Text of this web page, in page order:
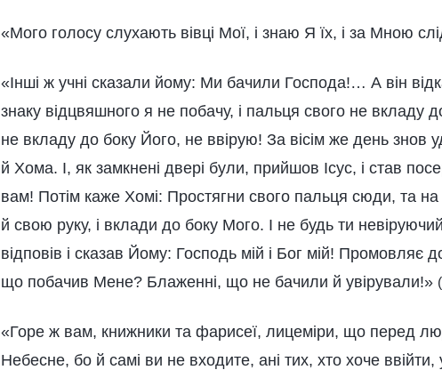
«Мого голосу слухають вівці Мої, і знаю Я їх, і за Мною
«Інші ж учні сказали йому: Ми бачили Господа!… А він
знаку відцвяшного я не побачу, і пальця свого не вкладу
не вкладу до боку Його, не ввірую! За вісім же день знов
й Хома. І, як замкнені двері були, прийшов Ісус, і став
вам! Потім каже Хомі: Простягни свого пальця сюди, та
й свою руку, і вклади до боку Мого. І не будь ти
відповів і сказав Йому: Господь мій і Бог мій! Промовляє
що побачив Мене? Блаженні, що не бачили й увірували!»
«Горе ж вам, книжники та фарисеї, лицеміри, що перед
Небесне, бо й самі ви не входите, ані тих, хто хоче ввійти,